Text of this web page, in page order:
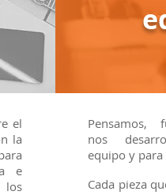
el
la
e
Pensamos,
nos
equipo y
Cada pieza